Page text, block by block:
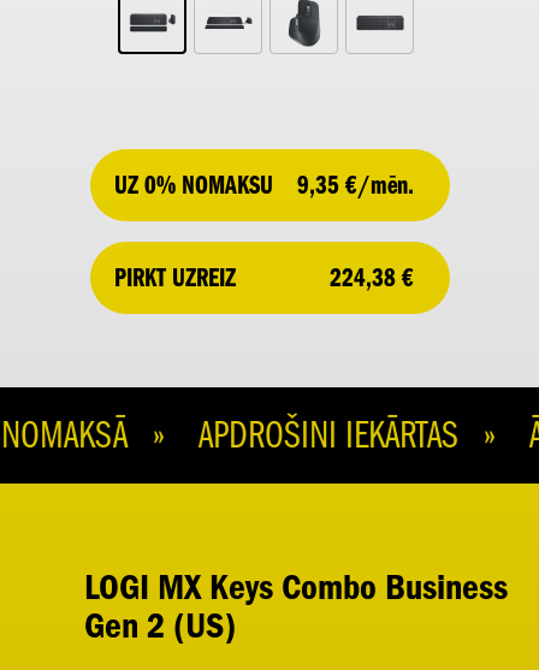
UZ 0% NOMAKSU 9,35 €/mēn.
PIRKT UZREIZ 224,38 €
» APDROŠINI IEKĀRTAS »
LOGI MX Keys Combo Business
Gen 2 (US)